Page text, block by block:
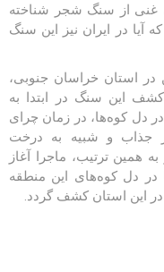
غنی از سنگ شجر شناخته
آیا در ایران نیز این سنگ
در استان خراسان جنوبی،
شف این سنگ در ابتدا به
در دل کوهها، در ز مان چرای
جذاب و شبیه به درخت
به همین ترتیب، ماجرا آغاز
در دل کوههای این منطقه
این استان کشف گر دد.